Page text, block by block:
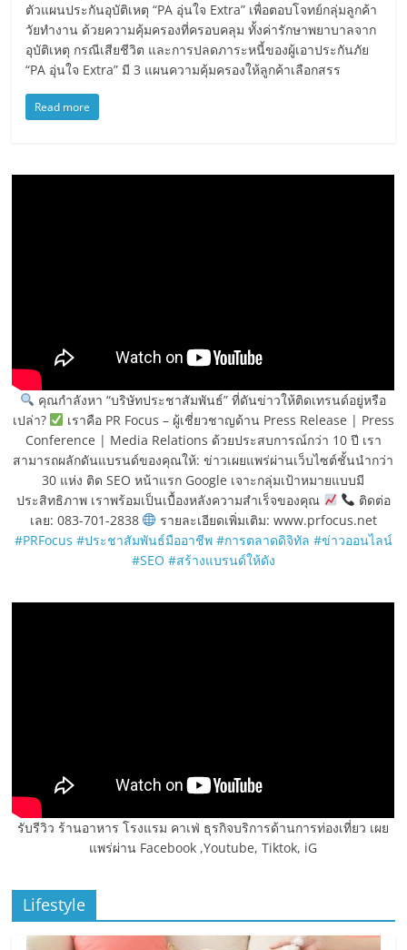
ตัวแผนประกันอุบัติเหตุ “PA อุ่นใจ Extra” เพื่อตอบโจทย์กลุ่มลูกค้า
วัยทำงาน ด้วยความคุ้มครองที่ครอบคลุม ทั้งค่ารักษาพยาบาลจาก
อุบัติเหตุ กรณีเสียชีวิต และการปลดภาระหนี้ของผู้เอาประกันภัย
“PA อุ่นใจ Extra” มี 3 แผนความคุ้มครองให้ลูกค้าเลือกสรร
Read more
คุณกำลังหา “บริษัทประชาสัมพันธ์” ที่ดันข่าวให้ติดเทรนด์อยู่หรือ
เปล่า?
เราคือ PR Focus – ผู้เชี่ยวชาญด้าน Press Release | Press
Conference | Media Relations ด้วยประสบการณ์กว่า 10 ปี เรา
สามารถผลักดันแบรนด์ของคุณให้: ข่าวเผยแพร่ผ่านเว็บไซต์ชั้นนำกว่า
30 แห่ง ติด SEO หน้าแรก Google เจาะกลุ่มเป้าหมายแบบมี
ประสิทธิภาพ เราพร้อมเป็นเบื้องหลังความสำเร็จของคุณ
ติดต่อ
เลย: 083-701-2838
รายละเอียดเพิ่มเติม: www.prfocus.net
#PRFocus #ประชาสัมพันธ์มืออาชีพ #การตลาดดิจิทัล #ข่าวออนไลน์
#SEO #สร้างแบรนด์ให้ดัง
รับรีวิว ร้านอาหาร โรงแรม คาเฟ่ ธุรกิจบริการด้านการท่องเที่ยว เผย
แพร่ผ่าน Facebook ,Youtube, Tiktok, iG
Lifestyle